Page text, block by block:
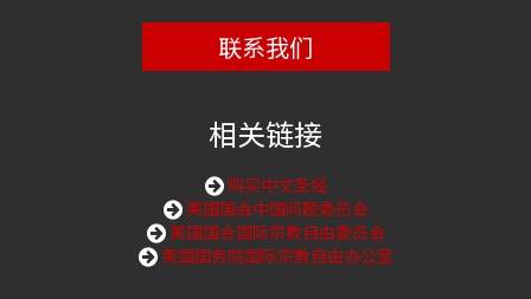
联系我们
相关链接
购买中文圣经
美国国会中国问题委员会
美国国会国际宗教自由委员会
美国国务院国际宗教自由办公室